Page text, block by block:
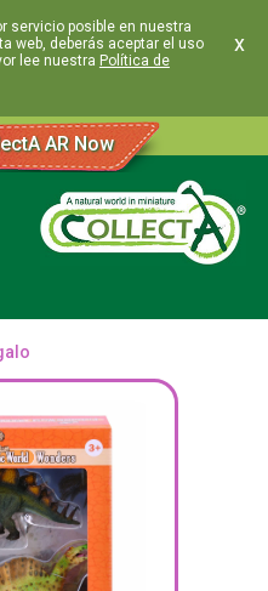
servicio posible en nuestra
web, deberás aceptar el uso
lee nuestra Política de
x
AR Now